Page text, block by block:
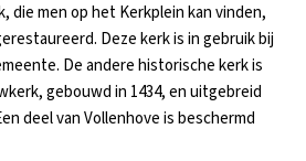
die men op het Kerkplein kan vinden,
Deze kerk is in gebruik bij
De andere historische kerk is
gebouwd in 1434, en uitgebreid
deel van Vollenhove is beschermd